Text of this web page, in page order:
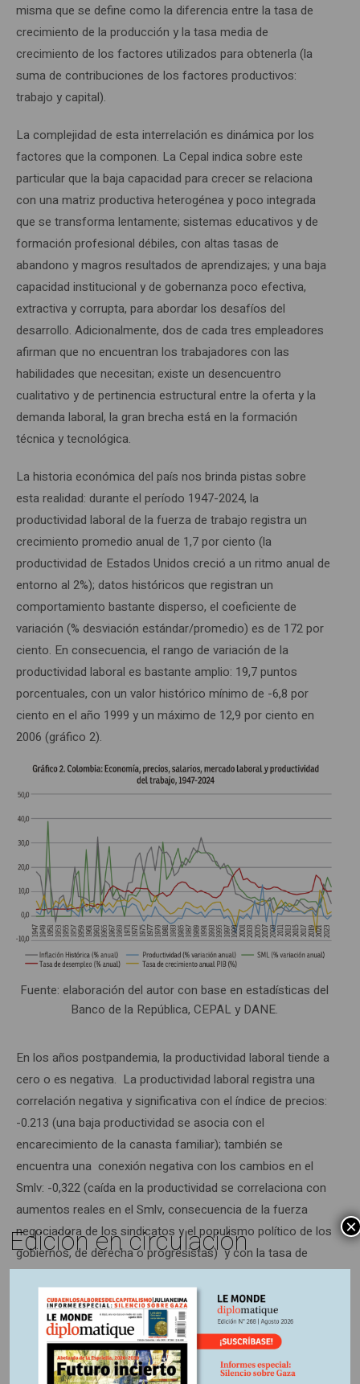
misma que se define como la diferencia entre la tasa de
crecimiento de la producción y la tasa media de
crecimiento de los factores utilizados para obtenerla (la
suma de contribuciones de los factores productivos:
trabajo y capital).
La complejidad de esta interrelación es dinámica por los
factores que la componen. La Cepal indica sobre este
particular que la baja capacidad para crecer se relaciona
con una matriz productiva heterogénea y poco integrada
que se transforma lentamente; sistemas educativos y de
formación profesional débiles, con altas tasas de
abandono y magros resultados de aprendizajes; y una baja
capacidad institucional y de gobernanza poco efectiva,
extractiva y corrupta, para abordar los desafíos del
desarrollo. Adicionalmente, dos de cada tres empleadores
afirman que no encuentran los trabajadores con las
habilidades que necesitan; existe un desencuentro
cualitativo y de pertinencia estructural entre la oferta y la
demanda laboral, la gran brecha está en la formación
técnica y tecnológica.
La historia económica del país nos brinda pistas sobre
esta realidad: durante el período 1947-2024, la
productividad laboral de la fuerza de trabajo registra un
crecimiento promedio anual de 1,7 por ciento (la
productividad de Estados Unidos creció a un ritmo anual de
entorno al 2%); datos históricos que registran un
comportamiento bastante disperso, el coeficiente de
variación (% desviación estándar/promedio) es de 172 por
ciento. En consecuencia, el rango de variación de la
productividad laboral es bastante amplio: 19,7 puntos
porcentuales, con un valor histórico mínimo de -6,8 por
ciento en el año 1999 y un máximo de 12,9 por ciento en
2006 (gráfico 2).
Fuente: elaboración del autor con base en estadísticas del
Banco de la República, CEPAL y DANE.
En los años postpandemia, la productividad laboral tiende a
cero o es negativa. La productividad laboral registra una
correlación negativa y significativa con el índice de precios:
-0.213 (una baja productividad se asocia con el
encarecimiento de la canasta familiar); también se
encuentra una conexión negativa con los cambios en el
Smlv: -0,322 (caída en la productividad se correlaciona con
aumentos reales en el Smlv, consecuencia de la fuerza
negociadora de los sindicatos y el populismo político de los
gobiernos, de derecha o progresistas) y con la tasa de
desempleo: -0,286 (mejora en la productividad está
asociada a reducción de la tasa de desempleo
involuntario). La ligazón entre aumento de la productividad
laboral y crecimiento de la economía registran una
reciprocidad fuerte y positiva: 0,645, durante el período
Edición en circulación ×